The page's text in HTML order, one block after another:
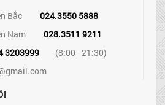
Bắc
024.3550 5888
Nam
028.3511 9211
3203999
(8:00 - 21:30)